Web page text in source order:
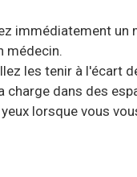
immédiatement un
médecin.
les tenir à l'écart
dans des
lorsque vous